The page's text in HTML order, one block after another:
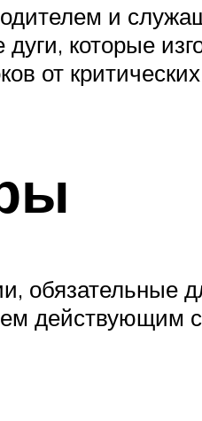
и
которые
от
обязательные
действующим